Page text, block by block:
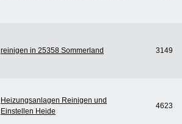
reinigen in 25358 Sommerland 3149
Heizungsanlagen Reinigen und
Einstellen Heide
4623